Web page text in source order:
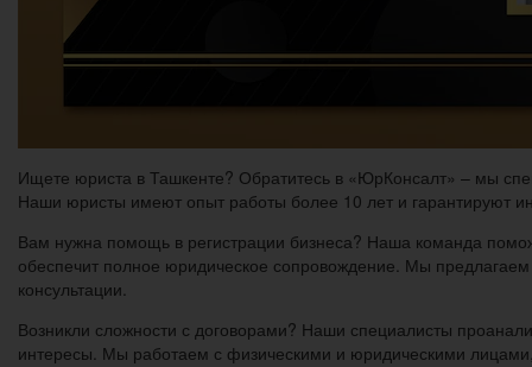
Ищете юриста в Ташкенте? Обратитесь в «ЮрКонсалт» – мы
Наши юристы имеют опыт работы более 10 лет и гарантируют
Вам нужна помощь в регистрации бизнеса? Наша команда
обеспечит полное юридическое сопровождение. Мы
консультации.
Возникли сложности с договорами? Наши специалисты
интересы. Мы работаем с физическими и юридическими лицами,